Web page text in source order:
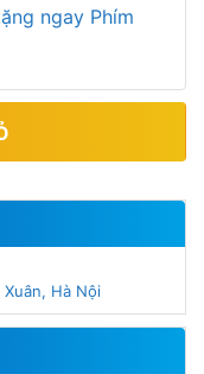
Hà Nội